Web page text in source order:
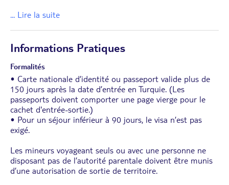
... Lire la suite
Informations Pratiques
Formalités
• Carte nationale d’identité ou passeport valide plus de
150 jours après la date d’entrée en Turquie. (Les
passeports doivent comporter une page vierge pour le
cachet d'entrée-sortie.)
• Pour un séjour inférieur à 90 jours, le visa n’est pas
exigé.
Les mineurs voyageant seuls ou avec une personne ne
disposant pas de l’autorité parentale doivent être munis
d’une autorisation de sortie de territoire.